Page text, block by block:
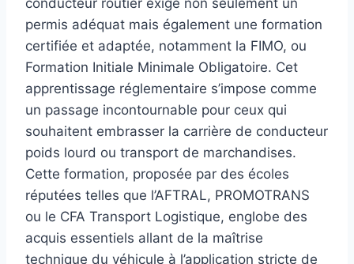
permis adéquat mais également une formation
certifiée et adaptée, notamment la FIMO, ou
Formation Initiale Minimale Obligatoire. Cet
apprentissage réglementaire s’impose comme
un passage incontournable pour ceux qui
souhaitent embrasser la carrière de conducteur
poids lourd ou transport de marchandises.
Cette formation, proposée par des écoles
réputées telles que l’AFTRAL, PROMOTRANS
ou le CFA Transport Logistique, englobe des
acquis essentiels allant de la maîtrise
technique du véhicule à l’application stricte de